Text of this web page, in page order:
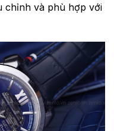
chỉnh và phù hợp với